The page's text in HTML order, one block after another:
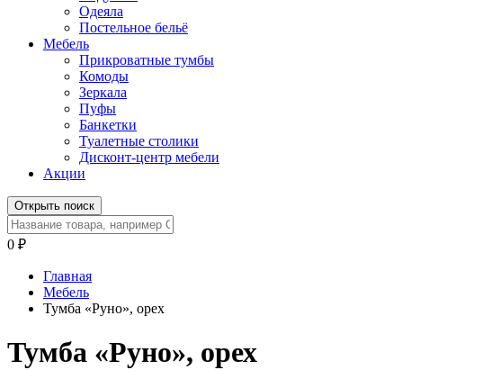
Одеяла
Постельное бельё
Мебель
Прикроватные тумбы
Комоды
Зеркала
Пуфы
Банкетки
Туалетные столики
Дисконт-центр мебели
Акции
Открыть поиск
0 ₽
Главная
Мебель
Тумба «Руно», орех
Тумба «Руно», орех